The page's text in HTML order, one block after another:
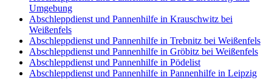
Umgebung
Abschleppdienst und Pannenhilfe in Krauschwitz bei
Weißenfels
Abschleppdienst und Pannenhilfe in Trebnitz bei Weißenfels
Abschleppdienst und Pannenhilfe in Gröbitz bei Weißenfels
Abschleppdienst und Pannenhilfe in Pödelist
Abschleppdienst und Pannenhilfe in Pannenhilfe in Leipzig